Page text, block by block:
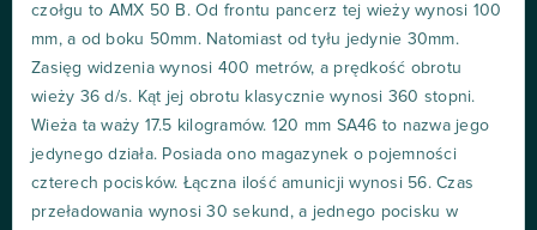
czołgu to AMX 50 B. Od frontu pancerz tej wieży wynosi 100
mm, a od boku 50mm. Natomiast od tyłu jedynie 30mm.
Zasięg widzenia wynosi 400 metrów, a prędkość obrotu
wieży 36 d/s. Kąt jej obrotu klasycznie wynosi 360 stopni.
Wieża ta waży 17.5 kilogramów. 120 mm SA46 to nazwa jego
jedynego działa. Posiada ono magazynek o pojemności
czterech pocisków. Łączna ilość amunicji wynosi 56. Czas
przeładowania wynosi 30 sekund, a jednego pocisku w